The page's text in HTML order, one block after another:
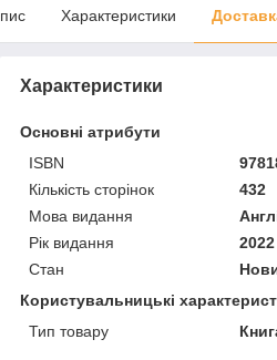
Характеристики
Характеристики
Основні атрибути
ISBN
Кількість сторінок
432
Мова видання
Рік видання
2022
Стан
Користувальницькі
Тип товару